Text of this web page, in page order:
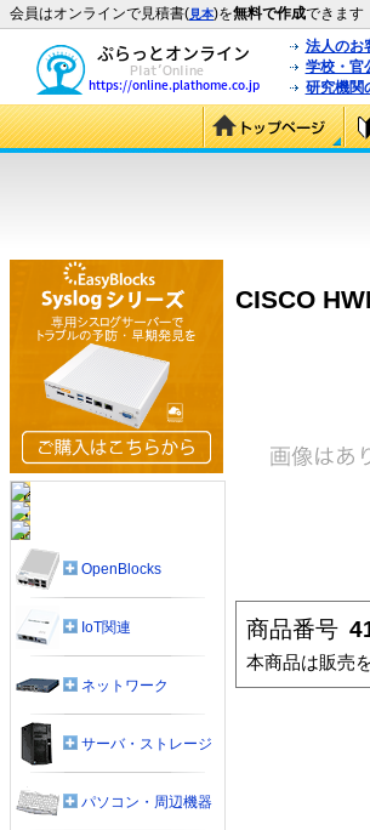
会員はオンラインで見積書(見本)を無料で作成できます
法人のお
学校・官
研究機関
CISCO
商品番号
本商品は販売
OpenBlocks
IoT関連
ネットワーク
サーバ・ストレージ
パソコン・周辺機器